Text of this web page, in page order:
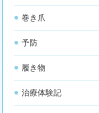
巻き爪
予防
履き物
治療体験記